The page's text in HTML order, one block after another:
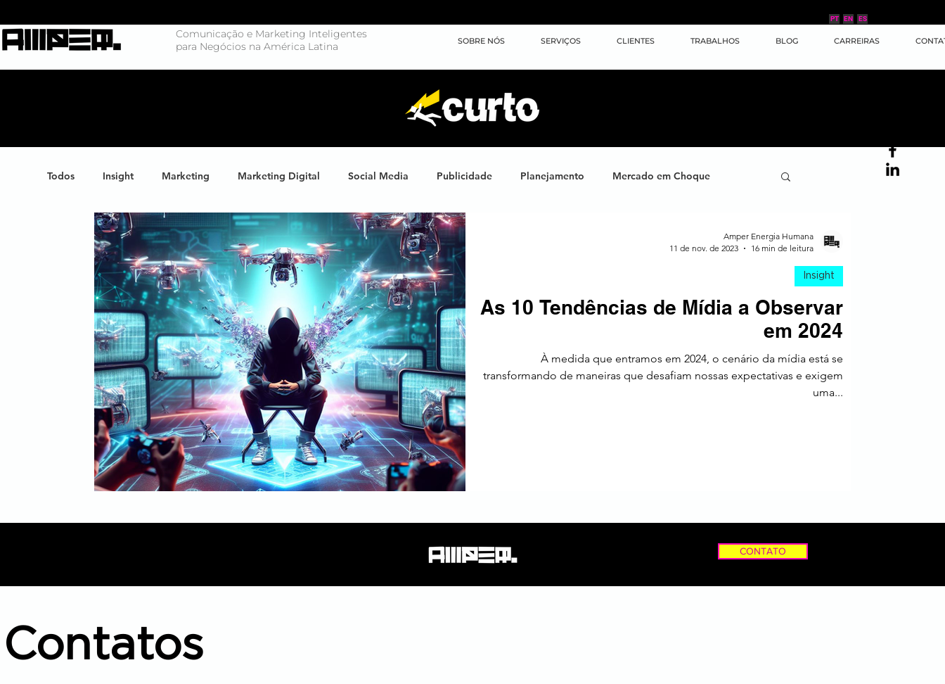
Comunicação e Marketing Inteligentes
para Negócios na América Latina
ES
EN
PT
SOBRE NÓS SERVIÇOS CLIENTES TRABALHOS BLOG CARREIRAS
Todos Insight Marketing Marketing Digital Social Media Publicidade Planejamento Mercado em Choque
Negócios Branding Big Data Highlights Learning Brand XP Case de Sucesso
Marketing de Conteúdo Inteligência Artificial Endomarketing Marketing Esportivo
Mídia Inbound Marketing B2B Eventos Estratégia Tendências
As 10 Tendências de Mídia a Observar
em 2024
À medida que entramos em 2024, o cenário da mídia está se
transformando de maneiras que desafiam nossas expectativas e exigem
uma...
Insight
Amper Energia Humana
11 de nov. de 2023
16 min de leitura
CONTATO
Contatos